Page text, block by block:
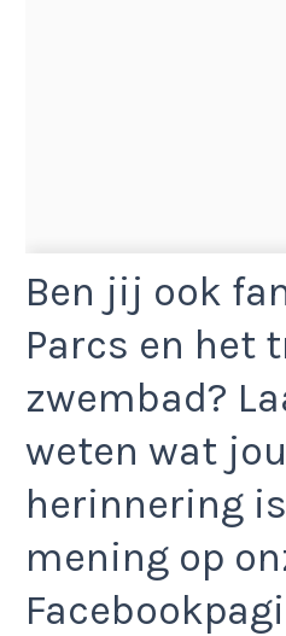
Ben jij ook
Parcs en het
zwembad?
weten wat
herinnering
mening op